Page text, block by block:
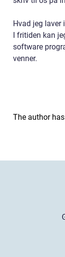
Hvad jeg laver
I fritiden kan
software
venner.
The author